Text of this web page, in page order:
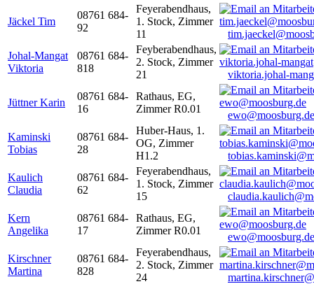
Jäckel Tim
08761 684-
92
Feyerabendhaus,
1. Stock, Zimmer
11
Johal-Mangat
Viktoria
08761 684-
818
Feyberabendhaus,
2. Stock, Zimmer
21
viktoria.johal-
Jüttner Karin
08761 684-
16
Rathaus, EG,
Zimmer R0.01
ewo@moosburg.de
Kaminski
Tobias
08761 684-
28
Huber-Haus, 1.
OG, Zimmer
H1.2
Kaulich
Claudia
08761 684-
62
Feyerabendhaus,
1. Stock, Zimmer
15
Kern
Angelika
08761 684-
17
Rathaus, EG,
Zimmer R0.01
ewo@moosburg.de
Kirschner
Martina
08761 684-
828
Feyerabendhaus,
2. Stock, Zimmer
24